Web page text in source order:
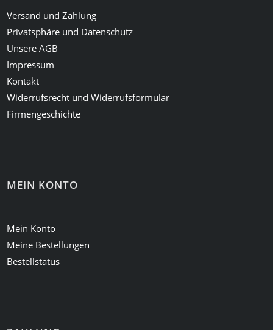
Versand und Zahlung
Privatsphäre und Datenschutz
Unsere AGB
Impressum
Kontakt
Widerrufsrecht und Widerrufsformular
Firmengeschichte
MEIN KONTO
Mein Konto
Meine Bestellungen
Bestellstatus